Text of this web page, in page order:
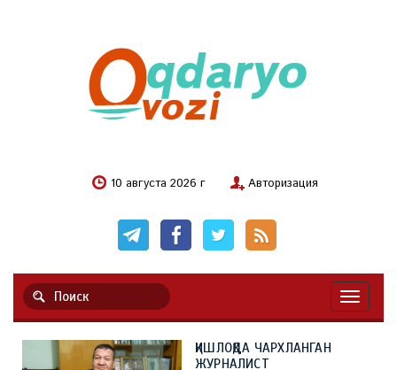
10 августа 2026 г Авторизация
ҚИШЛОҚДА ЧАРХЛАНГАН
ЖУРНАЛИСТ